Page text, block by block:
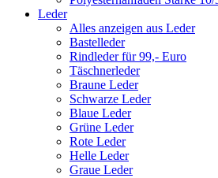
Leder
Alles anzeigen aus Leder
Bastelleder
Rindleder für 99,- Euro
Täschnerleder
Braune Leder
Schwarze Leder
Blaue Leder
Grüne Leder
Rote Leder
Helle Leder
Graue Leder